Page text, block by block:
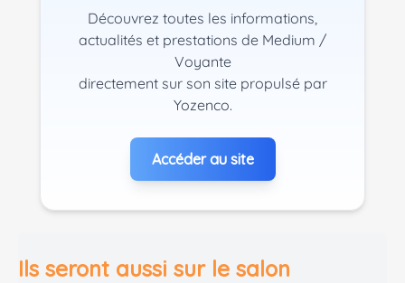
Découvrez toutes les informations,
actualités et prestations de Medium /
Voyante
directement sur son site propulsé par
Yozenco.
Accéder au site
Ils seront aussi sur le salon